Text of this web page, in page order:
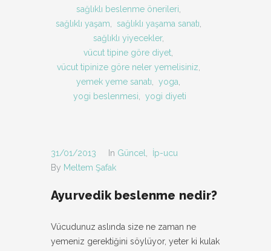
sağlıklı beslenme önerileri
sağlıklı yaşam
sağlıklı yaşama sanatı
sağlıklı yiyecekler,
vücut tipine göre diyet
vücut tipinize göre neler yemelisiniz
yemek yeme sanatı
yoga
yogi beslenmesi
yogi diyeti
31/01/2013 In Güncel
İp-ucu
By Meltem Şafak
Ayurvedik beslenme nedir?
Vücudunuz aslında size ne zaman ne
yemeniz gerektiğini söylüyor, yeter ki kulak